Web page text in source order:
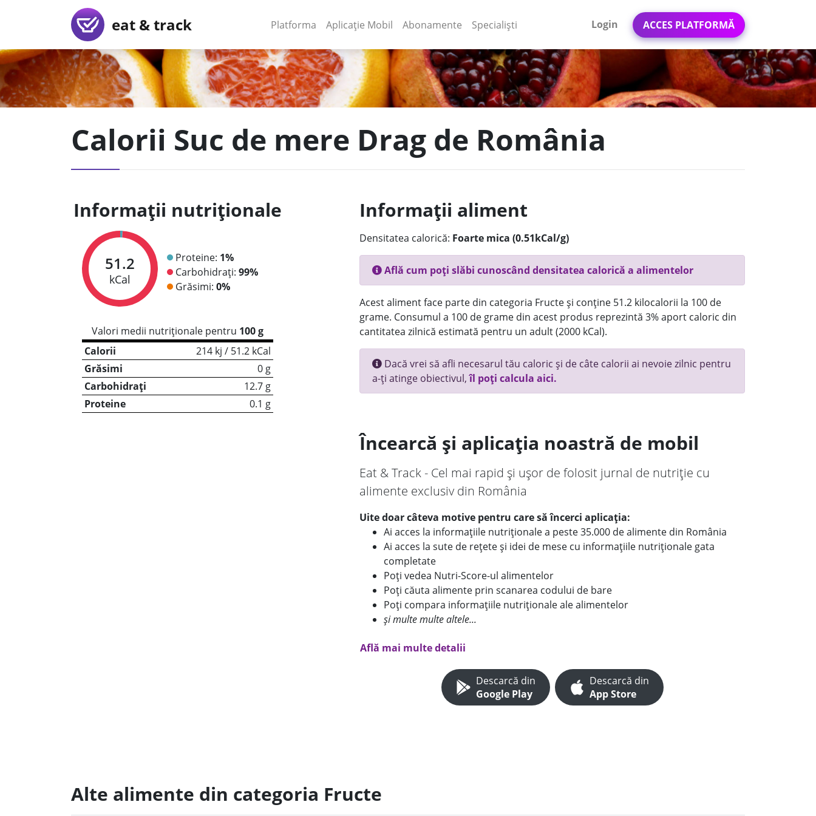
eat & track Platforma (current)
Aplicație Mobil (current)
Abonamente Specialiști Login ACCES PLATFORMĂ
Calorii Suc de mere Drag de România
Informații nutriționale
51.2
kCal
Proteine: 1%
Carbohidrați: 99%
Grăsimi: 0%
Valori medii nutriționale pentru 100 g
Calorii
214 kj / 51.2 kCal
Grăsimi
0 g
Carbohidrați
12.7 g
Proteine
0.1 g
Informații aliment
Densitatea calorică: Foarte mica (0.51kCal/g)
Află cum poți slăbi cunoscând densitatea calorică a alimentelor
Acest aliment face parte din categoria Fructe și conține 51.2 kilocalorii la 100 de
grame. Consumul a 100 de grame din acest produs reprezintă 3% aport caloric din
cantitatea zilnică estimată pentru un adult (2000 kCal).
Dacă vrei să afli necesarul tău caloric și de câte calorii ai nevoie zilnic pentru
a-ți atinge obiectivul,îl poți calcula aici.
Încearcă și aplicația noastră de mobil
Eat & Track - Cel mai rapid și ușor de folosit jurnal de nutriție cu
alimente exclusiv din România
Uite doar câteva motive pentru care să încerci aplicația:
Ai acces la informațiile nutriționale a peste 35.000 de alimente din România
Ai acces la sute de rețete și idei de mese cu informațiile nutriționale gata
completate
Poți vedea Nutri-Score-ul alimentelor
Poți căuta alimente prin scanarea codului de bare
Poți compara informațiile nutriționale ale alimentelor
și multe multe altele...
Află mai multe detalii
Descarcă din
Google Play
Descarcă din
App Store
Alte alimente din categoria Fructe